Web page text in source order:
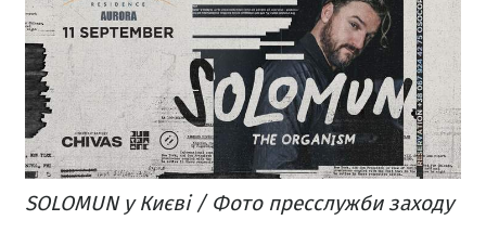
SOLOMUN у Києві / Фото пресслужби заходу